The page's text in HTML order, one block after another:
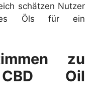
schätzen Nutzer
Öls für ein
zu
Oil